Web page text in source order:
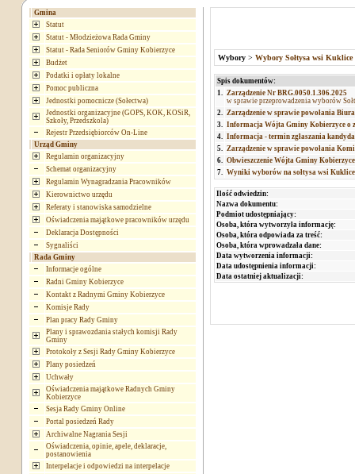
Gmina
Statut
Statut - Młodzieżowa Rada Gminy
Statut - Rada Seniorów Gminy Kobierzyce
Budżet
Podatki i opłaty lokalne
Pomoc publiczna
Jednostki pomocnicze (Sołectwa)
Jednostki organizacyjne (GOPS, KOK, KOSiR,
Szkoły, Przedszkola)
Rejestr Przedsiębiorców On-Line
Urząd Gminy
Regulamin organizacyjny
Schemat organizacyjny
Regulamin Wynagradzania Pracowników
Kierownictwo urzędu
Referaty i stanowiska samodzielne
Oświadczenia majątkowe pracowników urzędu
Deklaracja Dostępności
Sygnaliści
Rada Gminy
Informacje ogólne
Radni Gminy Kobierzyce
Kontakt z Radnymi Gminy Kobierzyce
Komisje Rady
Plan pracy Rady Gminy
Plany i sprawozdania stałych komisji Rady
Gminy
Protokoły z Sesji Rady Gminy Kobierzyce
Plany posiedzeń
Uchwały
Oświadczenia majątkowe Radnych Gminy
Kobierzyce
Sesja Rady Gminy Online
Portal posiedzeń Rady
Archiwalne Nagrania Sesji
Oświadczenia, opinie, apele, deklaracje,
postanowienia
Interpelacje i odpowiedzi na interpelacje
Wybory> Wybory Sołtysa wsi Kuklice
Spis dokumentów:
1. Zarządzenie Nr BRG.0050.1.306.2025
w sprawie przeprowadzenia wyborów
2. Zarządzenie w sprawie powołania
3. Informacja Wójta Gminy Kobierzyce o
4. Informacja - termin zgłaszania
5. Zarządzenie w sprawie powołania
6. Obwieszczenie Wójta Gminy
7. Wyniki wyborów na sołtysa wsi Kuklice
Ilość odwiedzin:
Nazwa dokumentu:
Podmiot udostępniający:
Osoba, która wytworzyła informację:
Osoba, która odpowiada za treść:
Osoba, która wprowadzała dane:
Data wytworzenia informacji:
Data udostępnienia informacji:
Data ostatniej aktualizacji: